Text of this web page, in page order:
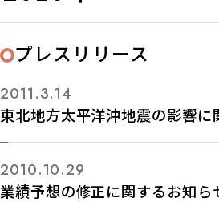
プレスリリース
2011.3.14
東北地方太平洋沖地震の影響に
2010.10.29
業績予想の修正に関するお知ら